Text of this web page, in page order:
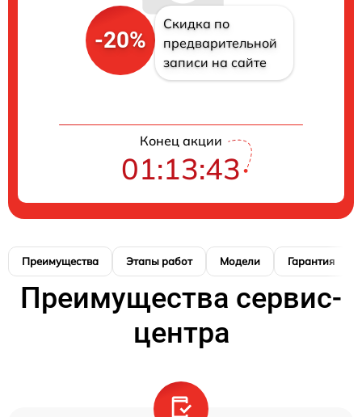
-20%
Скидка по
предварительной
записи на сайте
Конец акции
01:13:42
Преимущества Этапы работ Модели Гарантия
Преимущества сервис-
центра